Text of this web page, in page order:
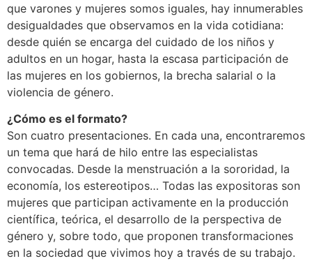
que varones y mujeres somos iguales, hay innumerables
desigualdades que observamos en la vida cotidiana:
desde quién se encarga del cuidado de los niños y
adultos en un hogar, hasta la escasa participación de
las mujeres en los gobiernos, la brecha salarial o la
violencia de género.
¿Cómo es el formato?
Son cuatro presentaciones. En cada una, encontraremos
un tema que hará de hilo entre las especialistas
convocadas. Desde la menstruación a la sororidad, la
economía, los estereotipos… Todas las expositoras son
mujeres que participan activamente en la producción
científica, teórica, el desarrollo de la perspectiva de
género y, sobre todo, que proponen transformaciones
en la sociedad que vivimos hoy a través de su trabajo.